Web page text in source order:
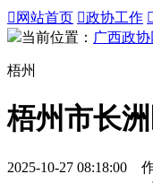
 网站首页 政协工作 
当前位置： 广西政
梧州
梧州市长
2025-10-27 08:18:00